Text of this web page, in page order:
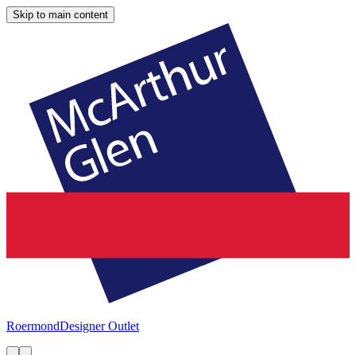
Skip to main content
RoermondDesigner Outlet